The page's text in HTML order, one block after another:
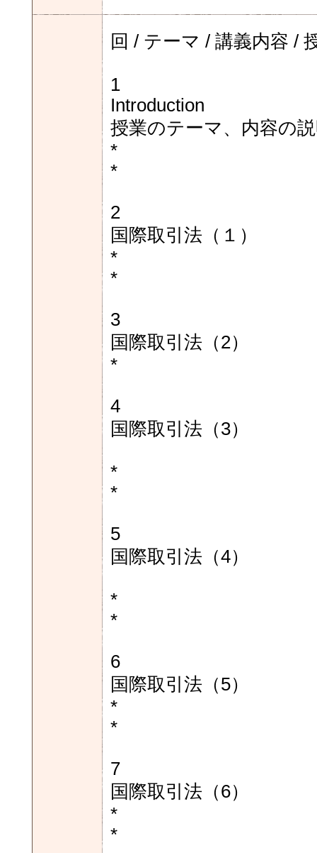
回 / テーマ / 講義内容 /
1
Introduction
授業のテーマ、内容の
*
*
2
国際取引法（１）
*
*
3
国際取引法（2）
*
4
国際取引法（3）
*
*
5
国際取引法（4）
*
*
6
国際取引法（5）
*
*
7
国際取引法（6）
*
*